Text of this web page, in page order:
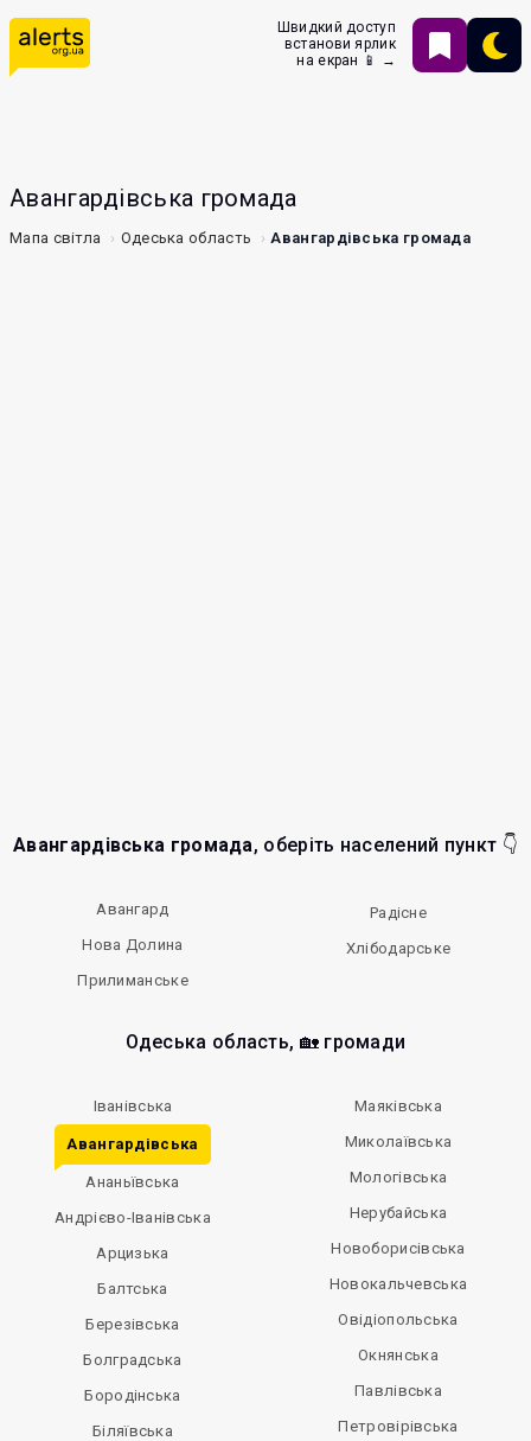
Швидкий доступ
встанови ярлик
на екран 📱 →
Авангардівська громада
Мапа світла Одеська область Авангардівська громада
Авангардівська громада, оберіть населений пункт 👇
Авангард
Нова Долина
Прилиманське
Радісне
Хлібодарське
Одеська область, 🏡 громади
Іванівська
Авангардівська
Ананьївська
Андрієво-Іванівська
Арцизька
Балтська
Березівська
Болградська
Бородінська
Біляївська
Маяківська
Миколаївська
Мологівська
Нерубайська
Новоборисівська
Новокальчевська
Овідіопольська
Окнянська
Павлівська
Петровірівська